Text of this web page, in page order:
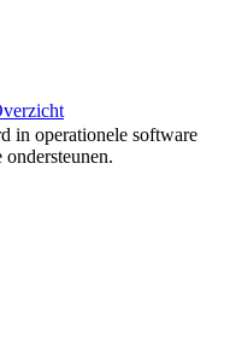
in operationele software